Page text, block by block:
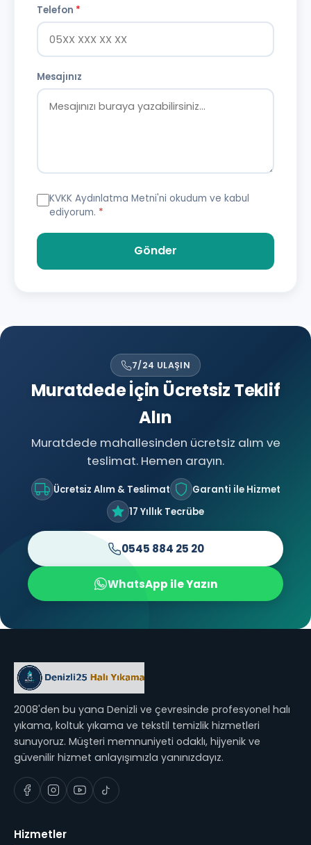
Telefon *
Mesajınız
KVKK Aydınlatma Metni'ni okudum ve kabul
ediyorum. *
Gönder
7/24 ULAŞIN
Muratdede İçin Ücretsiz Teklif
Alın
Muratdede mahallesinden ücretsiz alım ve
teslimat. Hemen arayın.
Ücretsiz Alım & Teslimat
Garanti ile Hizmet
17 Yıllık Tecrübe
0545 884 25 20
WhatsApp ile Yazın
2008'den bu yana Denizli ve çevresinde profesyonel halı
yıkama, koltuk yıkama ve tekstil temizlik hizmetleri
sunuyoruz. Müşteri memnuniyeti odaklı, hijyenik ve
güvenilir hizmet anlayışımızla yanınızdayız.
Hizmetler